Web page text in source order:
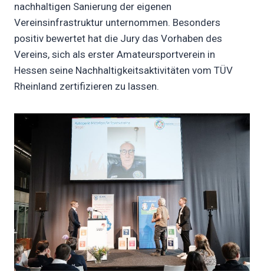
nachhaltigen Sanierung der eigenen
Vereinsinfrastruktur unternommen. Besonders
positiv bewertet hat die Jury das Vorhaben des
Vereins, sich als erster Amateursportverein in
Hessen seine Nachhaltigkeitsaktivitäten vom TÜV
Rheinland zertifizieren zu lassen.